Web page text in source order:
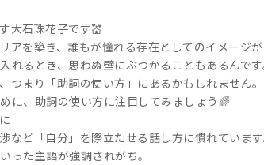
大石珠花子です💒
アを築き、誰もが憧れる存在としてのイメージ
るとき、思わぬ壁にぶつかることもあるんです
まり「助詞の使い方」にあるかもしれません。
に、助詞の使い方に注目してみましょう🌈
ど「自分」を際立たせる話し方に慣れています
った主語が強調されがち。